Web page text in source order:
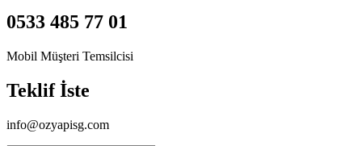
0533 485 77 01
Mobil Müşteri Temsilcisi
Teklif İste
info@ozyapisg.com